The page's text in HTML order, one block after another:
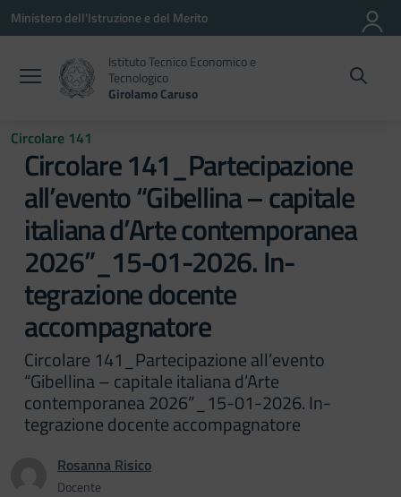
Vai ai contenuti
Vai al menu di navigazione
Vai al footer
Ministero dell'Istruzione e del Merito
Istituto Tecnico Economico e
Tecnologico
Girolamo Caruso
Circolare 141
Circolare 141_Partecipazione
all’evento “Gibellina – capitale
italiana d’Arte contemporanea
2026”_15-01-2026. In-
tegrazione docente
accompagnatore
Circolare 141_Partecipazione all’evento
“Gibellina – capitale italiana d’Arte
contemporanea 2026”_15-01-2026. In-
tegrazione docente accompagnatore
Rosanna Risico
Docente